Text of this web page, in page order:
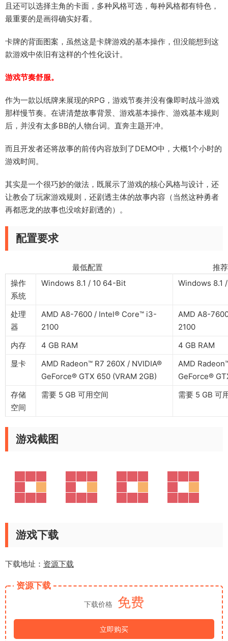
且还可以选择主角的卡面，多种风格可选，每种风格都有特色，
最重要的是画得确实好看。
卡牌的背面图案，虽然这是卡牌游戏的基本操作，但没能想到这
款游戏中依旧有这样的个性化设计。
游戏节奏舒服。
作为一款以纸牌来展现的RPG，游戏节奏并没有像即时战斗游戏
那样慢节奏。在讲清楚故事背景、游戏基本操作、游戏基本规则
后，并没有太多BB的人物台词。直奔主题开冲。
而且开发者还将故事的前传内容放到了DEMO中，大概1个小时的
游戏时间。
其实是一个很巧妙的做法，既展示了游戏的核心风格与设计，还
让教会了玩家游戏规则，还剧透主体的故事内容（当然这种勇者
再都恶龙的故事也没啥好剧透的）。
配置要求
最低配置 推荐配
操作
系统
Windows 8.1 / 10 64-Bit Windows 8.1
处理
器
AMD A8-7600 / Intel® Core™ i3-
2100
AMD A8-
2100
内存
4 GB RAM
4 GB RAM
显卡
AMD Radeon™ R7 260X / NVIDIA®
GeForce® GTX 650 (VRAM 2GB)
AMD
GeForce®
存储
空间
需要 5 GB 可用空间 需要 5 GB 可
游戏截图
游戏下载
下载地址： 资源下载
资源下载
下载价格 免费
立即购买